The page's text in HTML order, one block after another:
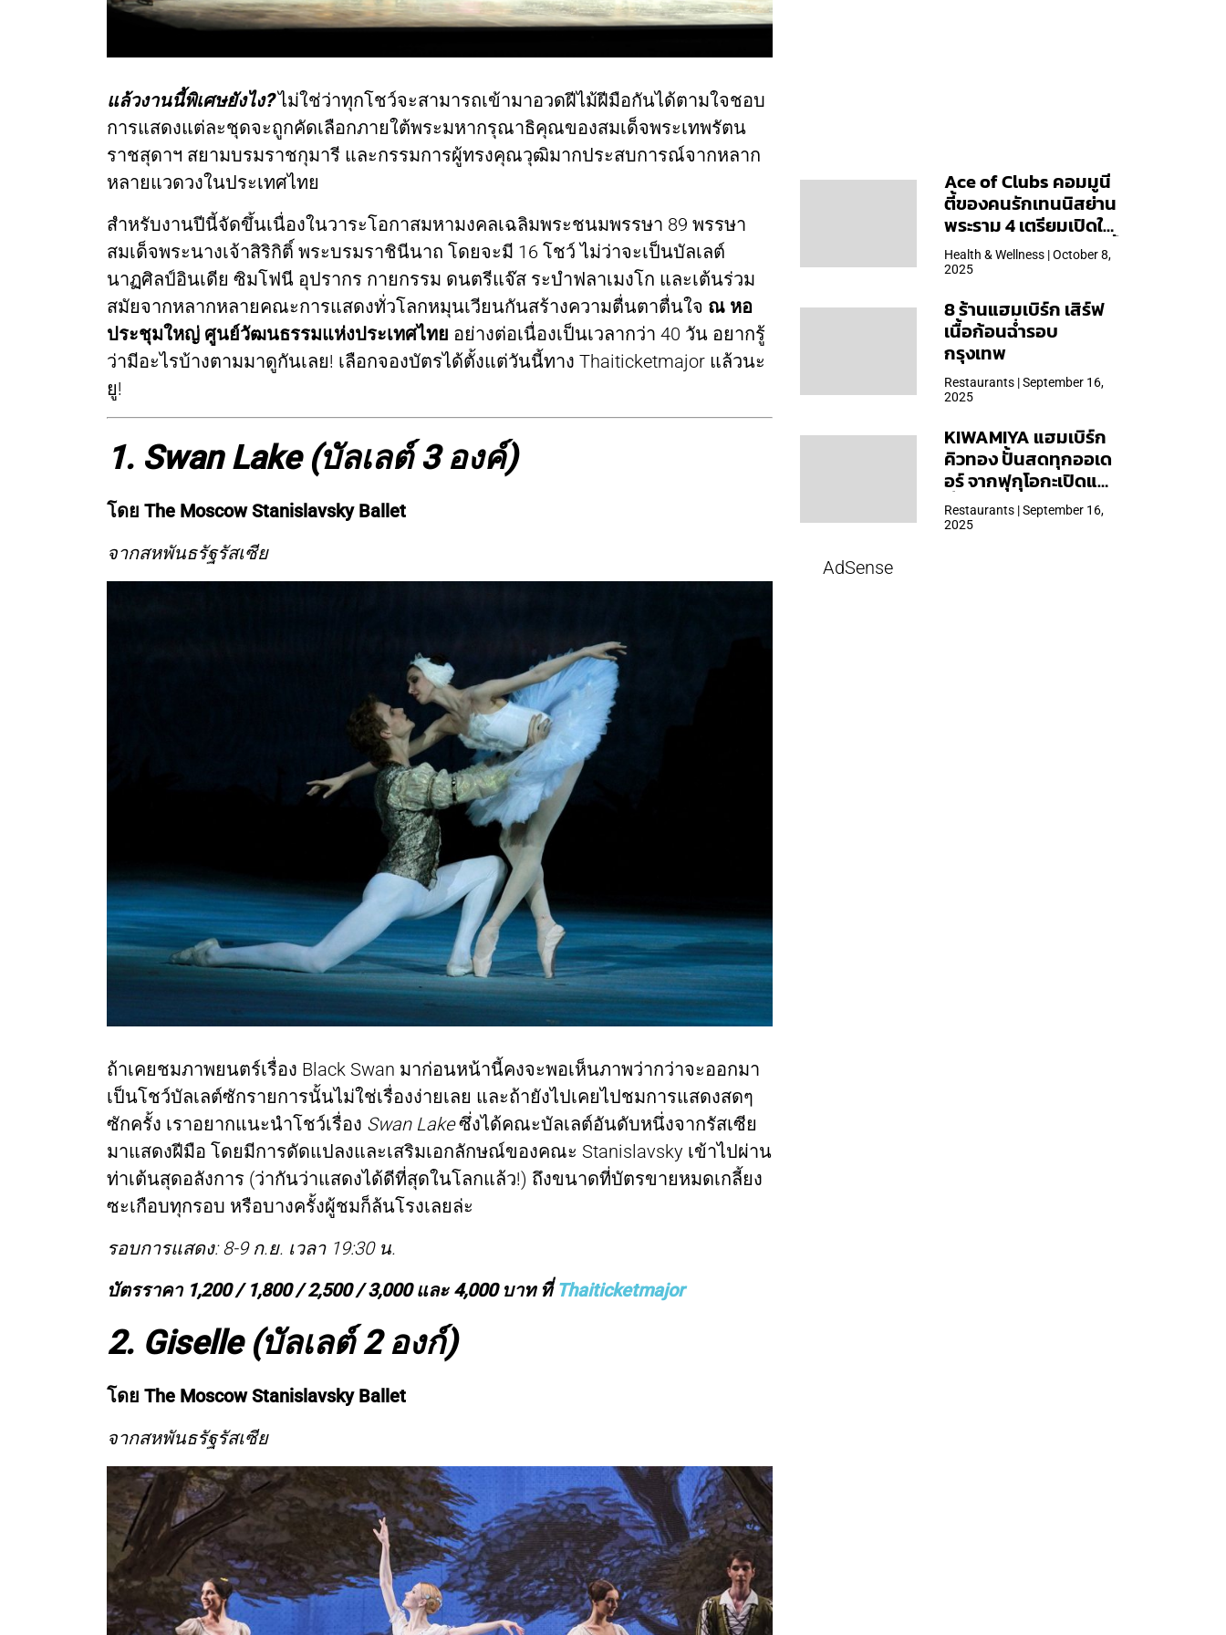
แล้วงานนี้พิเศษยังไง?ไม่ใช่ว่าทุกโชว์จะสามารถเข้ามาอวดฝีไม้ฝีมือกันได้ตามใจชอบ
การแสดงแต่ละชุดจะถูกคัดเลือกภายใต้พระมหากรุณาธิคุณของสมเด็จพระเทพรัตน
ราชสุดาฯ สยามบรมราชกุมารี และกรรมการผู้ทรงคุณวุฒิมากประสบการณ์จากหลาก
หลายแวดวงในประเทศไทย
สำหรับงานปีนี้จัดขึ้นเนื่องในวาระโอกาสมหามงคลเฉลิมพระชนมพรรษา 89 พรรษา
สมเด็จพระนางเจ้าสิริกิติ์ พระบรมราชินีนาถ โดยจะมี 16 โชว์ ไม่ว่าจะเป็นบัลเลต์
นาฏศิลป์อินเดีย ซิมโฟนี อุปรากร กายกรรม ดนตรีแจ๊ส ระบำฟลาเมงโก และเต้นร่วม
สมัยจากหลากหลายคณะการแสดงทั่วโลกหมุนเวียนกันสร้างความตื่นตาตื่นใจ ณ หอ
ประชุมใหญ่ ศูนย์วัฒนธรรมแห่งประเทศไทย อย่างต่อเนื่องเป็นเวลากว่า 40 วัน อยากรู้
ว่ามีอะไรบ้างตามมาดูกันเลย! เลือกจองบัตรได้ตั้งแต่วันนี้ทาง Thaiticketmajor แล้วนะ
ยู!
1. Swan Lake (บัลเลต์ 3 องค์)
โดย The Moscow Stanislavsky Ballet
จากสหพันธรัฐรัสเซีย
ถ้าเคยชมภาพยนตร์เรื่อง Black Swan มาก่อนหน้านี้คงจะพอเห็นภาพว่ากว่าจะออกมา
เป็นโชว์บัลเลต์ซักรายการนั้นไม่ใช่เรื่องง่ายเลย และถ้ายังไปเคยไปชมการแสดงสดๆ
ซักครั้ง เราอยากแนะนำโชว์เรื่อง Swan Lakeซึ่งได้คณะบัลเลต์อันดับหนึ่งจากรัสเซีย
มาแสดงฝีมือ โดยมีการดัดแปลงและเสริมเอกลักษณ์ของคณะ Stanislavsky เข้าไปผ่าน
ท่าเต้นสุดอลังการ (ว่ากันว่าแสดงได้ดีที่สุดในโลกแล้ว!) ถึงขนาดที่บัตรขายหมดเกลี้ยง
ซะเกือบทุกรอบ หรือบางครั้งผู้ชมก็ล้นโรงเลยล่ะ
รอบการแสดง: 8-9 ก.ย. เวลา 19:30 น.
บัตรราคา 1,200 / 1,800 / 2,500 / 3,000 และ 4,000 บาท ที่ Thaiticketmajor
2. Giselle (บัลเลต์ 2 องก์)
โดย The Moscow Stanislavsky Ballet
จากสหพันธรัฐรัสเซีย
Ace of Clubs คอมมูนี
ตี้ของคนรักเทนนิสย่าน
พระราม 4 เตรียมเปิดให้
บริการวันแรก 19 ต.ค. นี้
Health & Wellness | October 8,
2025
8 ร้านแฮมเบิร์ก เสิร์ฟ
เนื้อก้อนฉ่ำรอบ
กรุงเทพ
Restaurants | September 16,
2025
KIWAMIYA แฮมเบิร์ก
คิวทอง ปั้นสดทุกออเด
อร์ จากฟุกุโอกะเปิดแล้ว
ที่ Central Park
Restaurants | September 16,
2025
AdSense